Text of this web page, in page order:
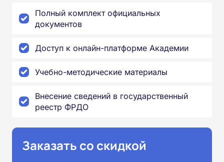
Полный комплект официальных
документов
Доступ к онлайн-платформе Академии
Учебно-методические материалы
Внесение сведений в государственный
реестр ФРДО
Заказать со скидкой